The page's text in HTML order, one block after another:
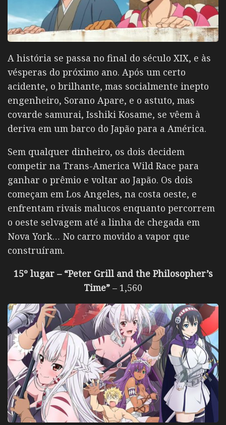
A história se passa no final do século XIX, e às
vésperas do próximo ano. Após um certo
acidente, o brilhante, mas socialmente inepto
engenheiro, Sorano Apare, e o astuto, mas
covarde samurai, Isshiki Kosame, se vêem à
deriva em um barco do Japão para a América.
Sem qualquer dinheiro, os dois decidem
competir na Trans-America Wild Race para
ganhar o prêmio e voltar ao Japão. Os dois
começam em Los Angeles, na costa oeste, e
enfrentam rivais malucos enquanto percorrem
o oeste selvagem até a linha de chegada em
Nova York… No carro movido a vapor que
construíram.
15º lugar – “Peter Grill and the Philosopher’s
Time” – 1,560